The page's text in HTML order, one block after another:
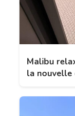
Malibu
la nouvelle